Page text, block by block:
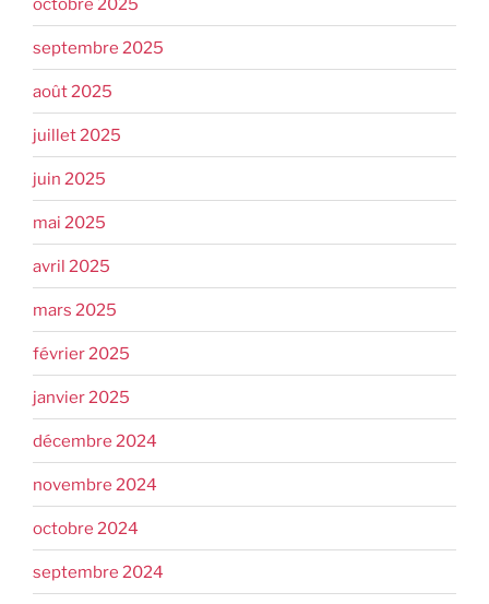
octobre 2025
septembre 2025
août 2025
juillet 2025
juin 2025
mai 2025
avril 2025
mars 2025
février 2025
janvier 2025
décembre 2024
novembre 2024
octobre 2024
septembre 2024